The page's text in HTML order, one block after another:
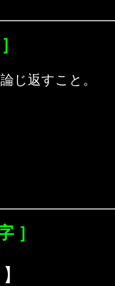
じ返すこと。
］
】